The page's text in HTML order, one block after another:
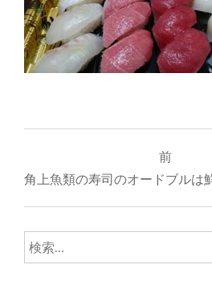
稿
ナ
ビ
ゲ
前
角上魚類の寿司のオードブルは
検
索: